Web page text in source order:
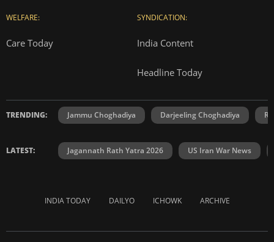
WELFARE:
Care Today
SYNDICATION:
India Content
Headline Today
TRENDING: Jammu Choghadiya Darjeeling Choghadiya
LATEST: Jagannath Rath Yatra 2026 US Iran War News
INDIA TODAY DAILYO ICHOWK ARCHIVE